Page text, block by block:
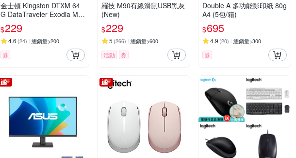
金士頓 Kingston DTXM 64
G DataTraveler Exodia M U
SB3.2 64GB 隨身碟 DTXM/
64GB
$229
4.6 (24) 總銷量>200
券
羅技 M90有線滑鼠USB黑灰
(New)
$229
5 (266) 總銷量>600
活動 券
Double A 多功能影印紙 80g
A4 (5包/箱)
$695
4.9 (20) 總銷量>300
券